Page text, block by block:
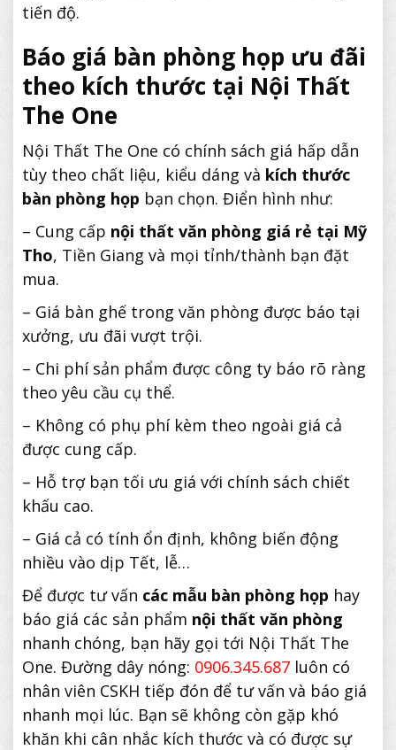
tiến độ.
Báo giá bàn phòng họp ưu đãi
theo kích thước tại Nội Thất
The One
Nội Thất The One có chính sách giá hấp dẫn
tùy theo chất liệu, kiểu dáng và kích thước
bàn phòng họp bạn chọn. Điển hình như:
– Cung cấp nội thất văn phòng giá rẻ tại Mỹ
Tho, Tiền Giang và mọi tỉnh/thành bạn đặt
mua.
– Giá bàn ghế trong văn phòng được báo tại
xưởng, ưu đãi vượt trội.
– Chi phí sản phẩm được công ty báo rõ ràng
theo yêu cầu cụ thể.
– Không có phụ phí kèm theo ngoài giá cả
được cung cấp.
– Hỗ trợ bạn tối ưu giá với chính sách chiết
khấu cao.
– Giá cả có tính ổn định, không biến động
nhiều vào dịp Tết, lễ…
Để được tư vấn các mẫu bàn phòng họp hay
báo giá các sản phẩm nội thất văn phòng
nhanh chóng, bạn hãy gọi tới Nội Thất The
One. Đường dây nóng: 0906.345.687 luôn có
nhân viên CSKH tiếp đón để tư vấn và báo giá
nhanh mọi lúc. Bạn sẽ không còn gặp khó
khăn khi cân nhắc kích thước và có được sự